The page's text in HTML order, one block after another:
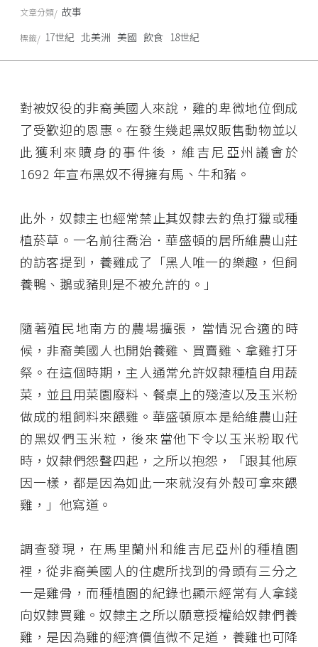
對被奴役的非裔美國人來說，雞的卑微地位倒成
了受歡迎的恩惠。在發生幾起黑奴販售動物並以
此獲利來贖身的事件後，維吉尼亞州議會於
1692 年宣布黑奴不得擁有馬、牛和豬。
此外，奴隸主也經常禁止其奴隸去釣魚打獵或種
植菸草。一名前往喬治．華盛頓的居所維農山莊
的訪客提到，養雞成了「黑人唯一的樂趣，但飼
養鴨、鵝或豬則是不被允許的。」
隨著殖民地南方的農場擴張，當情況合適的時
候，非裔美國人也開始養雞、買賣雞、拿雞打牙
祭。在這個時期，主人通常允許奴隸種植自用蔬
菜，並且用菜園廢料、餐桌上的殘渣以及玉米粉
做成的粗飼料來餵雞。華盛頓原本是給維農山莊
的黑奴們玉米粒，後來當他下令以玉米粉取代
時，奴隸們怨聲四起，之所以抱怨，「跟其他原
因一樣，都是因為如此一來就沒有外殼可拿來餵
雞，」他寫道。
調查發現，在馬里蘭州和維吉尼亞州的種植園
裡，從非裔美國人的住處所找到的骨頭有三分之
一是雞骨，而種植園的紀錄也顯示經常有人拿錢
向奴隸買雞。奴隸主之所以願意授權給奴隸們養
雞，是因為雞的經濟價值微不足道，養雞也可降
文章分類 故事
標籤 17世紀 北美洲 美國 飲食 18世紀